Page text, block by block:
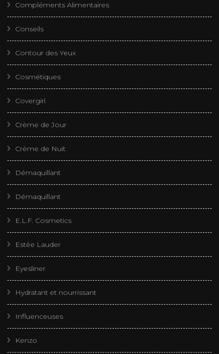
Compléments Alimentaires
Conseils
Contour des Yeux
Cosmétiques
Covergirl
Crème de Jour
Crème de Nuit
Démaquillant
Démaquillant
E.L.F. Cosmetics
Estée Lauder
Eyesliner
Hydratant et nourrissant
Influenceuses
Kenzo